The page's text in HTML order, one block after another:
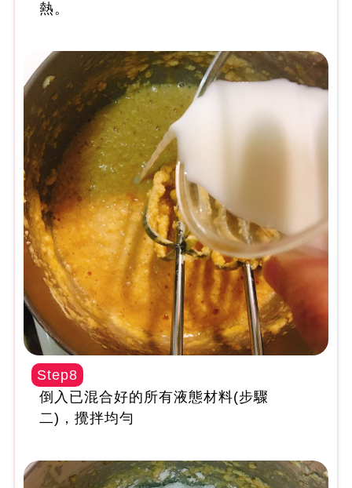
熱。
Step8
倒入已混合好的所有液態材料(步驟
二)，攪拌均勻